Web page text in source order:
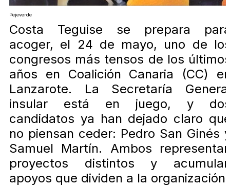
Pejeverde
Costa Teguise se prepara
acoger, el 24 de mayo, uno de
congresos más tensos de los
años en Coalición Canaria (CC)
Lanzarote. La Secretaría
insular está en juego, y
candidatos ya han dejado claro
no piensan ceder: Pedro San Ginés
Samuel Martín. Ambos
proyectos distintos y
apoyos que dividen a la organización.